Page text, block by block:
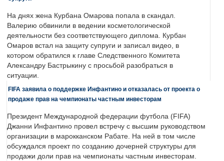
На днях жена Курбана Омарова попала в скандал.
Валерию обвинили в ведении косметологической
деятельности без соответствующего диплома. Курбан
Омаров встал на защиту супруги и записал видео, в
котором обратился к главе Следственного Комитета
Александру Бастрыкину с просьбой разобраться в
ситуации.
FIFA заявила о поддержке Инфантино и отказалась от проекта о
продаже прав на чемпионаты частным инвесторам
Президент Международной федерации футбола (FIFA)
Джанни Инфантино провел встречу с высшим руководством
организации в марокканском Рабате. На ней в том числе
обсуждался проект по созданию дочерней структуры для
продажи доли прав на чемпионаты частным инвесторам.